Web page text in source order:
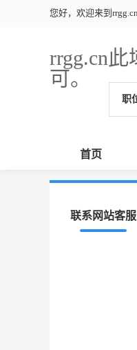
您好，欢迎来到
rrgg.cn
可。
职
首页
联系网站客服